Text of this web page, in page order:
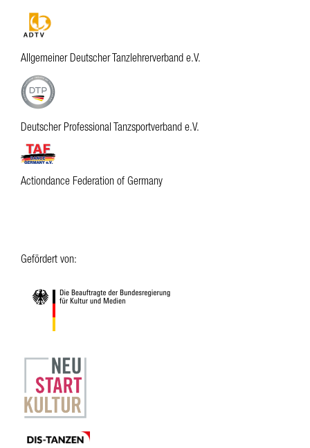
Allgemeiner Deutscher Tanzlehrerverband e.V.
Deutscher Professional Tanzsportverband e.V.
Actiondance Federation of Germany
Gefördert von: